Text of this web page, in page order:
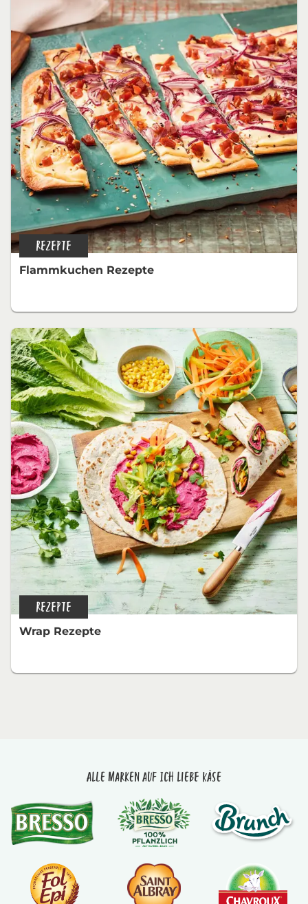
REZEPTE
Flammkuchen Rezepte
REZEPTE
Wrap Rezepte
Alle Marken auf Ich liebe Käse